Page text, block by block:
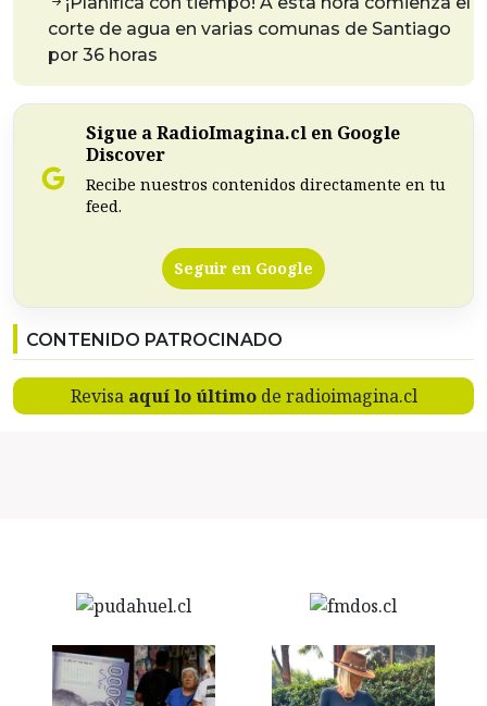
corte de agua en varias comunas de Santiago
por 36 horas
Sigue a RadioImagina.cl en Google
Discover
Recibe nuestros contenidos directamente en tu
feed.
Seguir en Google
CONTENIDO PATROCINADO
Revisa aquí lo últimode radioimagina.cl